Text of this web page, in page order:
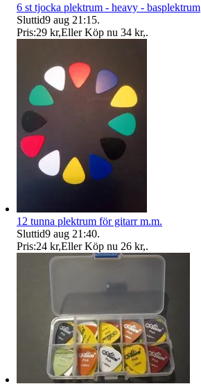
6 st tjocka plektrum - heavy - basplektrum
Sluttid9 aug 21:15.
Pris:29 kr,Eller Köp nu 34 kr,.
12 tunna plektrum för gitarr m.m.
Sluttid9 aug 21:40.
Pris:24 kr,Eller Köp nu 26 kr,.